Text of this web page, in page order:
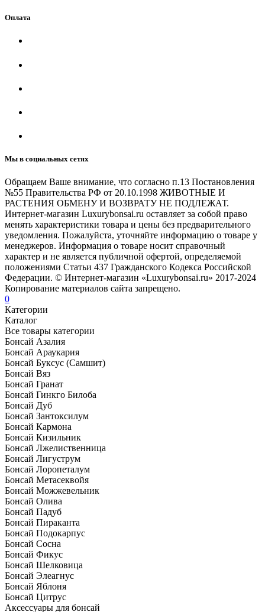
Оплата
Мы в социальных сетях
Обращаем Ваше внимание, что согласно п.13 Постановления
№55 Правительства РФ от 20.10.1998 ЖИВОТНЫЕ И
РАСТЕНИЯ ОБМЕНУ И ВОЗВРАТУ НЕ ПОДЛЕЖАТ.
Интернет-магазин Luxurybonsai.ru оставляет за собой право
менять характеристики товара и цены без предварительного
уведомления. Пожалуйста, уточняйте информацию о товаре у
менеджеров. Информация о товаре носит справочный
характер и не является публичной офертой, определяемой
положениями Статьи 437 Гражданского Кодекса Российской
Федерации. © Интернет-магазин «Luxurybonsai.ru» 2017-2024
Копирование материалов сайта запрещено.
0
Категории
Каталог
Все товары категории
Бонсай Азалия
Бонсай Араукария
Бонсай Буксус (Самшит)
Бонсай Вяз
Бонсай Гранат
Бонсай Гинкго Билоба
Бонсай Дуб
Бонсай Зантоксилум
Бонсай Кармона
Бонсай Кизильник
Бонсай Лжелиственница
Бонсай Лигуструм
Бонсай Лоропеталум
Бонсай Метасеквойя
Бонсай Можжевельник
Бонсай Олива
Бонсай Падуб
Бонсай Пираканта
Бонсай Подокарпус
Бонсай Сосна
Бонсай Фикус
Бонсай Шелковица
Бонсай Элеагнус
Бонсай Яблоня
Бонсай Цитрус
Аксессуары для бонсай